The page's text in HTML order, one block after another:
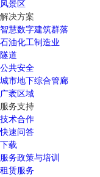
风景区
解决方案
智慧数字建筑群落
石油化工制造业
隧道
公共安全
城市地下综合管廊
广袤区域
服务支持
技术合作
快速问答
下载
服务政策与培训
租赁服务